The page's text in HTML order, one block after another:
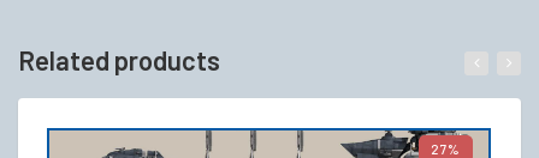
Related products
27%